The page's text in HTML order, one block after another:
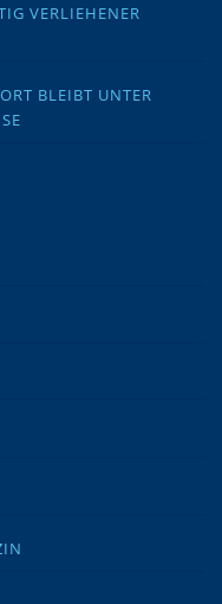
VERLIEHENER
BLEIBT UNTER